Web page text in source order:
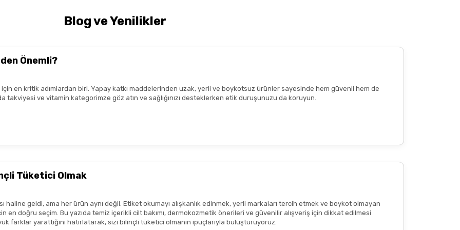
ederim boykot ürünleri
uzmanı tavsiyesiile kullanmalıdır.
en yakın sağlık kuruluşuna
ışık ve nemden uzak bir ortamda saklayınız.
tavsiyesinin yerini tutmaz.
önce ürünün küçük bir bölgede test edilmesi, olasıalerjik reaksiyonveyaciltte kızarıklıkolup olmadığının
ürün kullanımını durdurunuz ve bir uzmana başvurunuz.
uygun şekilde paylaşılmaktadır.
Blog ve Yenilikler
Önemli?
için en kritik adımlardan biri. Yapay katkı maddelerinden uzak, yerli ve boykotsuz ürünler sayesinde hem güvenli hem de
takviyesi ve vitamin kategorimze göz atın ve sağlığınızı desteklerken etik duruşunuzu da koruyun.
Tüketici Olmak
haline geldi, ama her ürün aynı değil. Etiket okumayı alışkanlık edinmek, yerli markaları tercih etmek ve boykot olmayan
en doğru seçim. Bu yazıda temiz içerikli cilt bakımı, dermokozmetik önerileri ve güvenilir alışveriş için dikkat edilmesi
farklar yarattığını hatırlatarak, sizi bilinçli tüketici olmanın ipuçlarıyla buluşturuyoruz.